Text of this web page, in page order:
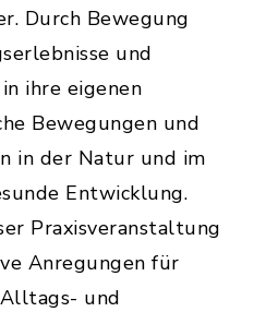
Durch Bewegung
und
ihre eigenen
Bewegungen und
in der Natur und im
Entwicklung.
Praxisveranstaltung
Anregungen für
und